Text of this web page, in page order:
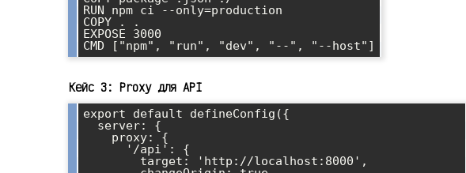
RUN npm ci --only=production
COPY . .
EXPOSE 3000
Кейс 3: Proxy для API
export default defineConfig({